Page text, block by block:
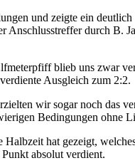
und zeigte ein
durch B.
blieb uns zwar
Ausgleich zum 2:2.
wir sogar noch das
Bedingungen ohne
hat gezeigt,
absolut verdient.